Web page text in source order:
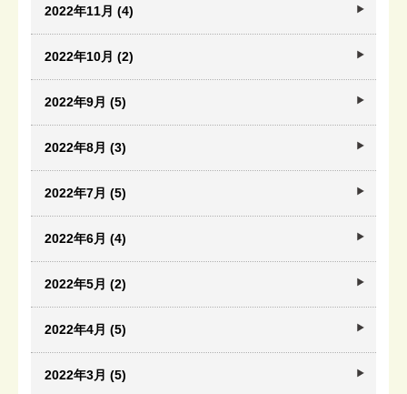
2022年11月 (4)
2022年10月 (2)
2022年9月 (5)
2022年8月 (3)
2022年7月 (5)
2022年6月 (4)
2022年5月 (2)
2022年4月 (5)
2022年3月 (5)